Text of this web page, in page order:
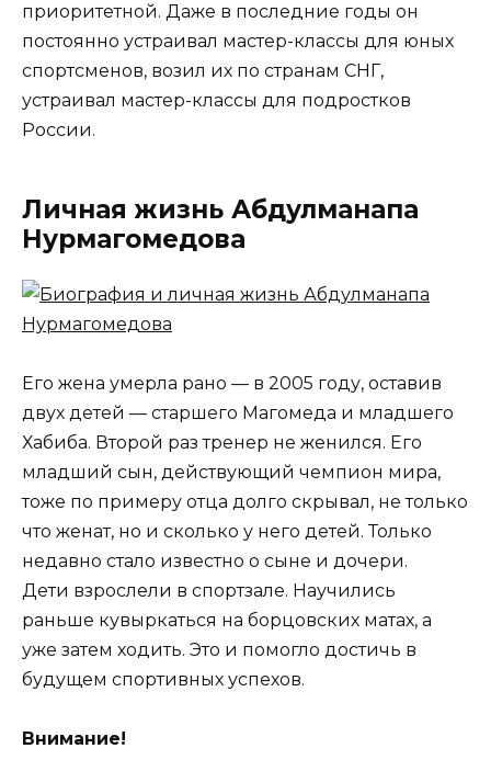
приоритетной. Даже в последние годы он
постоянно устраивал мастер-классы для юных
спортсменов, возил их по странам СНГ,
устраивал мастер-классы для подростков
России.
Личная жизнь Абдулманапа
Нурмагомедова
Его жена умерла рано — в 2005 году, оставив
двух детей — старшего Магомеда и младшего
Хабиба. Второй раз тренер не женился. Его
младший сын, действующий чемпион мира,
тоже по примеру отца долго скрывал, не только
что женат, но и сколько у него детей. Только
недавно стало известно о сыне и дочери.
Дети взрослели в спортзале. Научились
раньше кувыркаться на борцовских матах, а
уже затем ходить. Это и помогло достичь в
будущем спортивных успехов.
Внимание!